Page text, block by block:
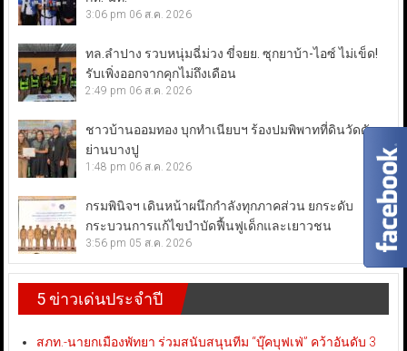
3:06 pm 06 ส.ค. 2026
ทล.ลำปาง รวบหนุ่มฉี่ม่วง ขี่จยย. ซุกยาบ้า-ไอซ์ ไม่เข็ด!
รับเพิ่งออกจากคุกไม่ถึงเดือน
2:49 pm 06 ส.ค. 2026
ชาวบ้านออมทอง บุกทำเนียบฯ ร้องปมพิพาทที่ดินวัดดัง
ย่านบางปู
1:48 pm 06 ส.ค. 2026
กรมพินิจฯ เดินหน้าผนึกกำลังทุกภาคส่วน ยกระดับ
กระบวนการแก้ไขบำบัดฟื้นฟูเด็กและเยาวชน
3:56 pm 05 ส.ค. 2026
5 ข่าวเด่นประจำปี
สภท.-นายกเมืองพัทยา ร่วมสนับสนุนทีม “บุ๊คบุฟเฟ่” คว้าอันดับ 3